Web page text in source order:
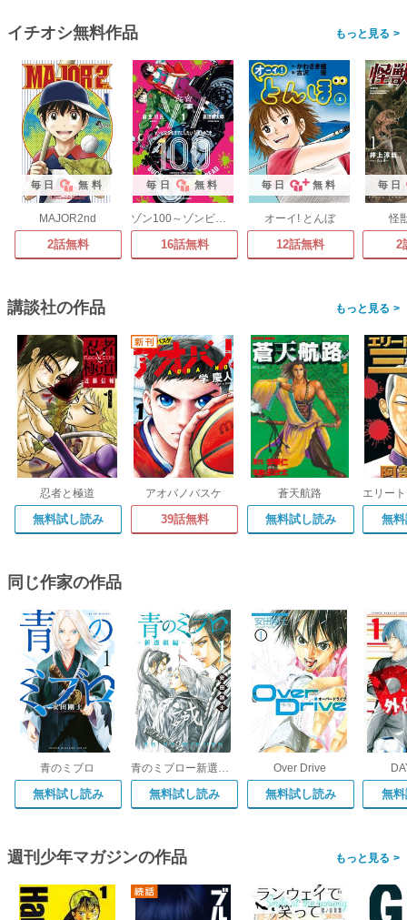
イチオシ無料作品 >
毎日 無料
MAJOR2nd
2話無料
毎日 無料
ゾン100～ゾンビになるまでにしたい100のこと～
16話無料
毎日 無料
オーイ! とんぼ
12話無料
毎日
怪
2
講談社の作品 >
忍者と極道
無料試し読み
アオバノバスケ
39話無料
蒼天航路
無料試し読み 無
同じ作家の作品
青のミブロ
無料試し読み
青のミブロー新選組編ー
無料試し読み
Over Drive
無料試し読み 無
週刊少年マガジンの作品 >